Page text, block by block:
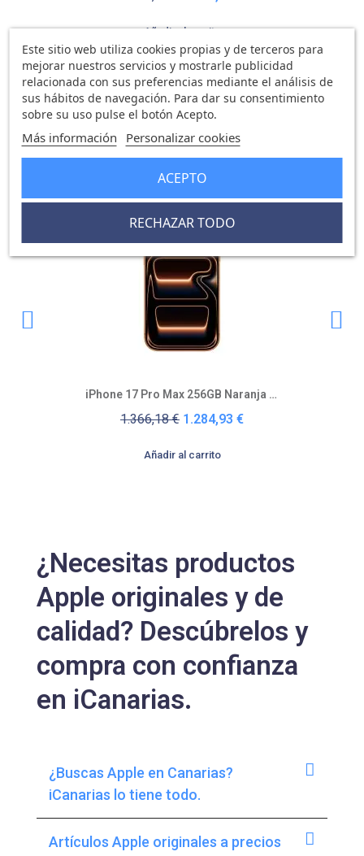
Añadir al carrito
Los más vendidos en iCanarias
Vista rápida
-81,25 €
iPhone 17 Pro Max 256GB Naranja cósmico
1.366,18 € 1.284,93 €
Añadir al carrito
¿Necesitas productos
Apple originales y de
calidad? Descúbrelos y
compra con confianza
en iCanarias.
¿Buscas Apple en Canarias?
iCanarias lo tiene todo.
Artículos Apple originales a precios
Este sitio web utiliza cookies propias y de terceros para
mejorar nuestros servicios y mostrarle publicidad
relacionada con sus preferencias mediante el análisis de
sus hábitos de navegación. Para dar su consentimiento
sobre su uso pulse el botón Acepto.
Más información Personalizar cookies
RECHAZAR TODO
ACEPTO